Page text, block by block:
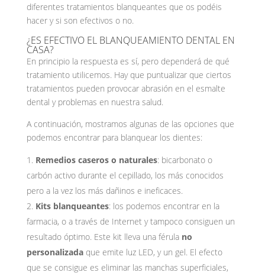
diferentes tratamientos blanqueantes que os podéis
hacer y si son efectivos o no.
¿ES EFECTIVO EL BLANQUEAMIENTO DENTAL EN
CASA?
En principio la respuesta es sí, pero dependerá de qué
tratamiento utilicemos. Hay que puntualizar que ciertos
tratamientos pueden provocar abrasión en el esmalte
dental y problemas en nuestra salud.
A continuación, mostramos algunas de las opciones que
podemos encontrar para blanquear los dientes:
Remedios caseros o naturales: bicarbonato o
carbón activo durante el cepillado, los más conocidos
pero a la vez los más dañinos e ineficaces.
Kits blanqueantes: los podemos encontrar en la
farmacia, o a través de Internet y tampoco consiguen un
resultado óptimo. Este kit lleva una férula no
personalizadaque emite luz LED, y un gel. El efecto
que se consigue es eliminar las manchas superficiales,